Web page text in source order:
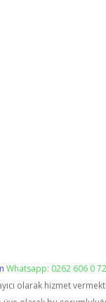
Whatsapp: 0262 606 0
olarak hizmet